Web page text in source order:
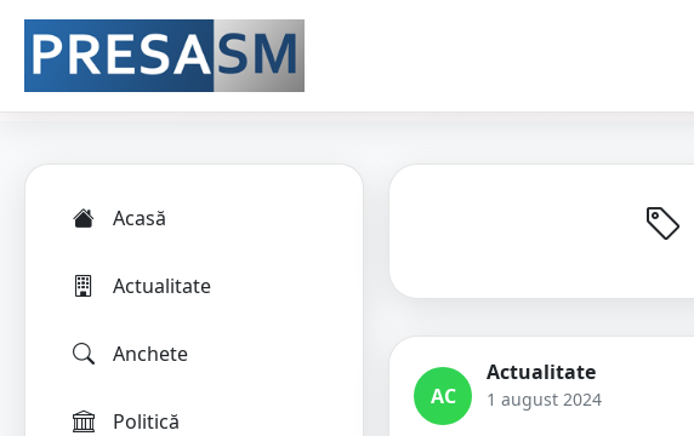
Acasă
Actualitate
Anchete
Politică
AC
Actualitate
1 august 2024